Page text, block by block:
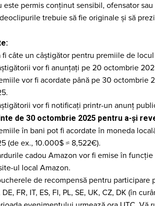
este permis conținut sensibil, ofensator
trebuie să fie originale și să
fi câte un câștigător pentru premiile de locul
vor fi anunțați pe 20 octombrie
vor fi acordate până pe 30
vor fi notificați printr-un anunț
de 30 octombrie 2025 pentru a-și
în bani pot fi acordate în moneda
(de ex., 10.000$ ≈ 8,522€).
cadou Amazon vor fi emise în
ul local Amazon.
de recompensă pentru
DE, FR, IT, ES, FI, PL, SE, UK, CZ, DK (în